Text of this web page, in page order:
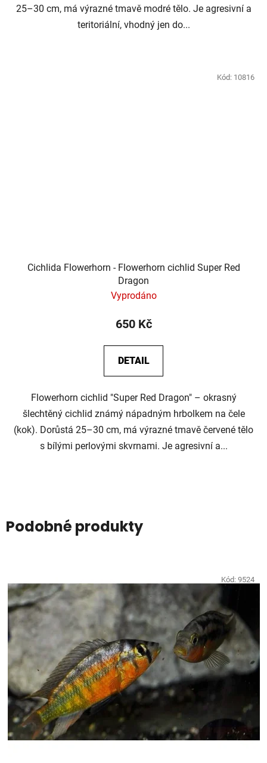
25–30 cm, má výrazné tmavě modré tělo. Je agresivní a
teritoriální, vhodný jen do...
Cichlida Flowerhorn - Flowerhorn cichlid Super Red
Dragon
Vyprodáno
650 Kč
DETAIL
Flowerhorn cichlid "Super Red Dragon" – okrasný
šlechtěný cichlid známý nápadným hrbolkem na čele
(kok). Dorůstá 25–30 cm, má výrazné tmavě červené tělo
s bílými perlovými skvrnami. Je agresivní a...
Kód: 10816
Podobné produkty
Kód: 9524